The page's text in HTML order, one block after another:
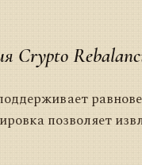
Crypto
позволяет